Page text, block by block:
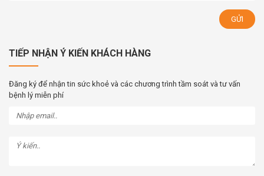
TIẾP NHẬN Ý KIẾN KHÁCH HÀNG
Đăng ký để nhận tin sức khoẻ và các chương trình tầm soát và tư vấn
bệnh lý miễn phí